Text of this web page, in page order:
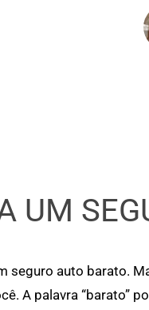
UM
seguro auto barato.
A palavra “barato”